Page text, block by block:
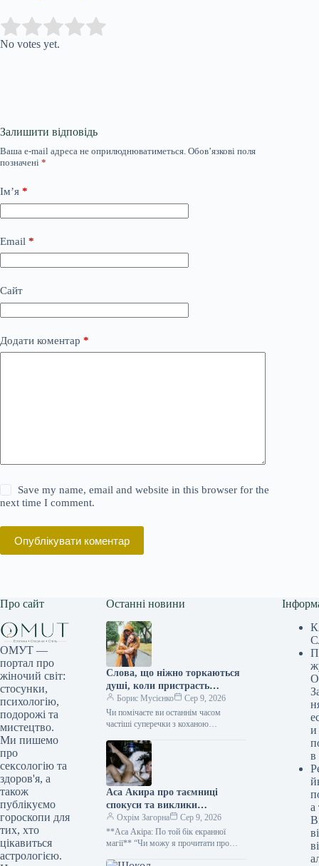
Rate this item:
No votes yet.
Залишити відповідь
Ваша e-mail адреса не оприлюднюватиметься. Обов’язкові поля
позначені *
Ім’я *
Email *
Сайт
Додати коментар *
Save my name, email and website in this browser for the
next time I comment.
Опублікувати коментар
Про сайт
ОМУТ —
портал про
жіночий світ:
стосунки,
психологію,
подорожі та
мистецтво.
Ми пишемо
про
сексологію та
здоров'я, а
також
публікуємо
гороскопи для
тих, хто
цікавиться
астрологією.
Останні новини
Слова, що ніжно торкаються
душі, коли пристрасть
вщухає, але зв’язок міцнішає
Борис Мусієнко
Сер 9, 2026
Чи помічаєте ви останнім часом
частіші суперечки з коханою
вирішити непорозуміння призводили
до ще більших конфліктів,…
Аса Акира про таємниці
спокуси та виклики
мистецтва насолоди
Охрім Загорна
Сер 9, 2026
**Аса Акіра: По той бік екранної
магії** “Чи можу я прочитати про
и
в
а